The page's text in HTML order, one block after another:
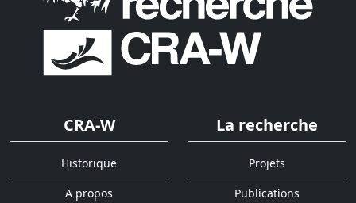
CRA-W
Historique
A propos
La recherche
Projets
Publications